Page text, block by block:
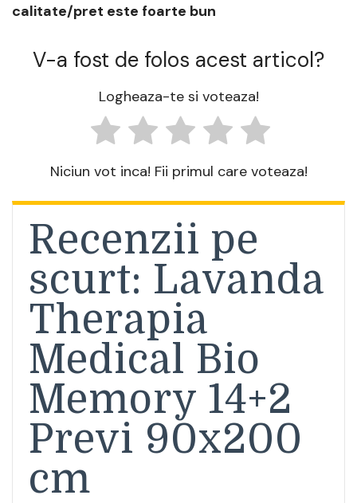
calitate/pret este foarte bun
V-a fost de folos acest articol?
Logheaza-te si voteaza!
Niciun vot inca! Fii primul care voteaza!
Recenzii pe
scurt: Lavanda
Therapia
Medical Bio
Memory 14+2
Previ 90x200
cm